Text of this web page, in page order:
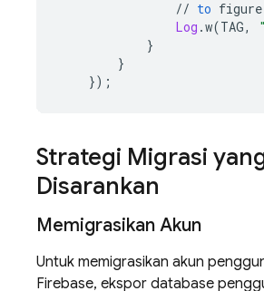
// to figure
Log .w(TAG,
}
}
});
Strategi Migrasi
Disarankan
Memigrasikan Akun
Untuk memigrasikan akun
Firebase, ekspor database